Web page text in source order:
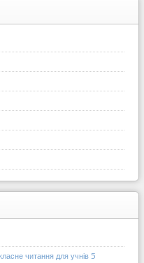
читання для учнів 5